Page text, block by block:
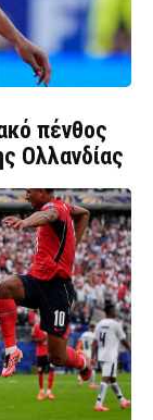
πένθος
Ολλανδίας